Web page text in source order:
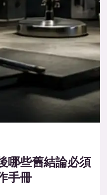
哪些舊結論必須
手冊